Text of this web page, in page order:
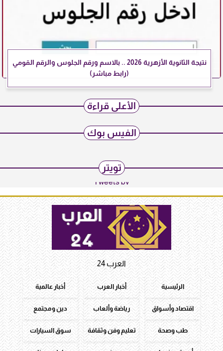
نتيجة الثانوية الأزهرية 2026 .. بالاسم ورقم الجلوس والرقم القومي
(رابط مباشر)
الأعلى قراءة
الفيس بوك
تويتر
Tweets by
العرب 24
الرئيسية أخبار العرب أخبار عالمية
اقتصاد وأسواق رياضة وألعاب دين ومجتمع
طب وصحة تعليم وفن وثقافة سوق السيارات